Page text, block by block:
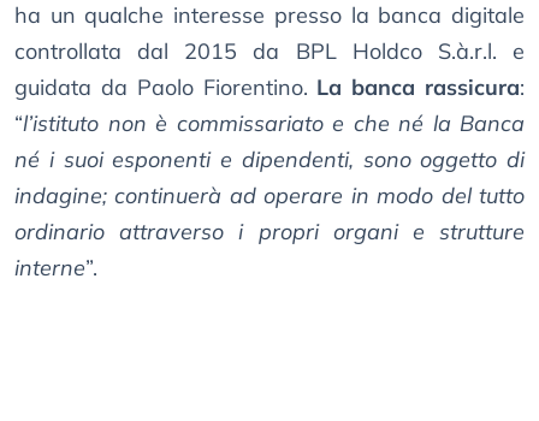
ha un qualche interesse presso la banca digitale
controllata dal 2015 da BPL Holdco S.à.r.l. e
guidata da Paolo Fiorentino. La banca rassicura:
“l’istituto non è commissariato e che né la Banca
né i suoi esponenti e dipendenti, sono oggetto di
indagine; continuerà ad operare in modo del tutto
ordinario attraverso i propri organi e strutture
interne”.